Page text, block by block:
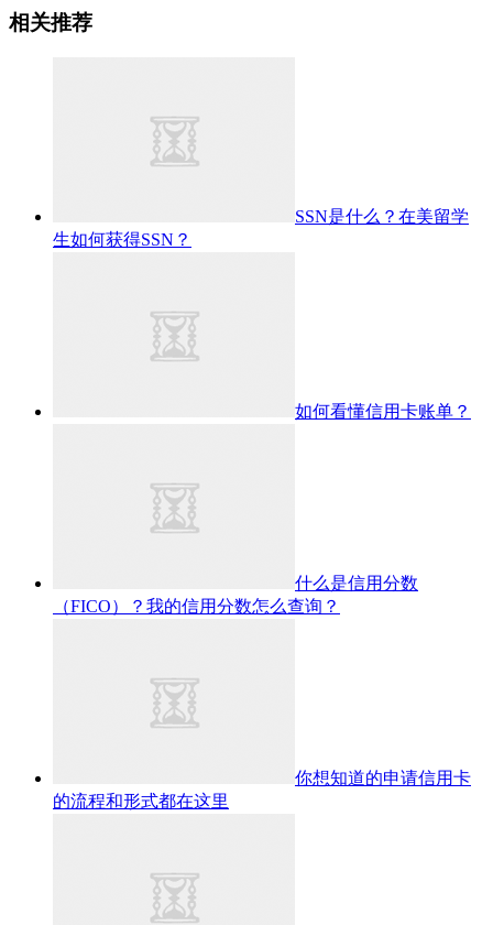
相关推荐
SSN是什么？在美留学
生如何获得SSN？
如何看懂信用卡账单？
什么是信用分数
（FICO）？我的信用分数怎么查询？
你想知道的申请信用卡
的流程和形式都在这里